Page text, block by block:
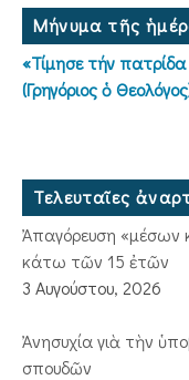
Μήνυμα τῆς
«Τίμησε τήν
(Γρηγόριος ὁ
Τελευταῖες
Ἀπαγόρευση «μέσων
κάτω τῶν 15 ἐτῶν
3 Αυγούστου, 2026
Ἀνησυχία γιὰ τὴν
σπουδῶν